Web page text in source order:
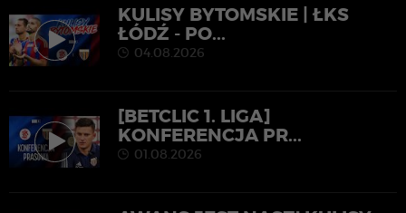
KULISY BYTOMSKIE | ŁKS
ŁÓDŹ - PO...
04.08.2026
[BETCLIC 1. LIGA]
KONFERENCJA PR...
01.08.2026